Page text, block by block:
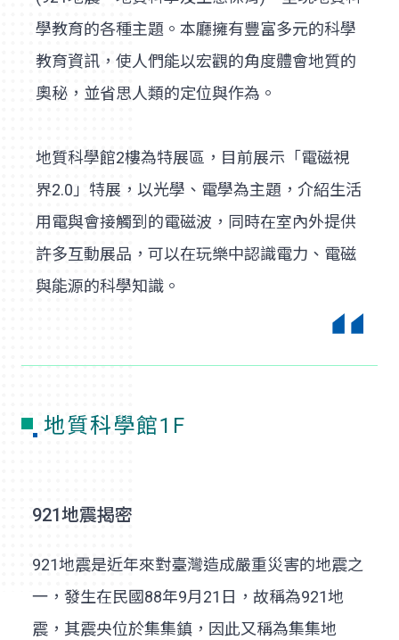
學教育的各種主題。本廳擁有豐富多元的科學
教育資訊，使人們能以宏觀的角度體會地質的
奧秘，並省思人類的定位與作為。
地質科學館2樓為特展區，目前展示「電磁視
界2.0」特展，以光學、電學為主題，介紹生活
用電與會接觸到的電磁波，同時在室內外提供
許多互動展品，可以在玩樂中認識電力、電磁
與能源的科學知識。
地質科學館1F
921地震揭密
921地震是近年來對臺灣造成嚴重災害的地震之
一，發生在民國88年9月21日，故稱為921地
震，其震央位於集集鎮，因此又稱為集集地